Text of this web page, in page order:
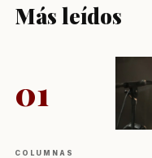
Más leídos
01
COLUMNAS